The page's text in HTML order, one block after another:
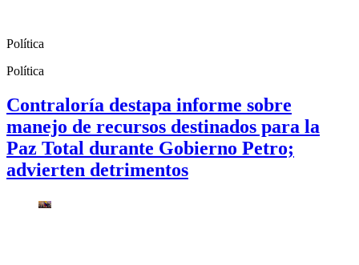
Política
Política
Contraloría destapa informe sobre
manejo de recursos destinados para la
Paz Total durante Gobierno Petro;
advierten detrimentos